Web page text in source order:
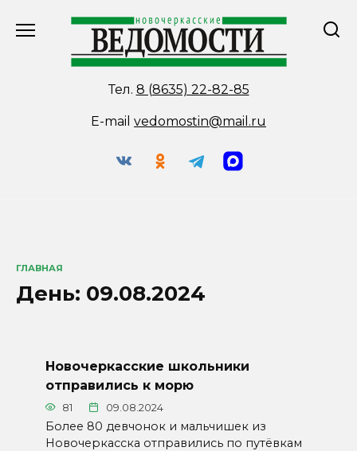
Тел. 8 (8635) 22-82-85
E-mail vedomostin@mail.ru
ГЛАВНАЯ
День: 09.08.2024
Новочеркасские школьники
отправились к морю
81 09.08.2024
Более 80 девчонок и мальчишек из
Новочеркасска отправились по путёвкам